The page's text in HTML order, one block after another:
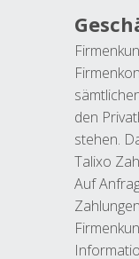
den
stehen.
Talixo
Auf